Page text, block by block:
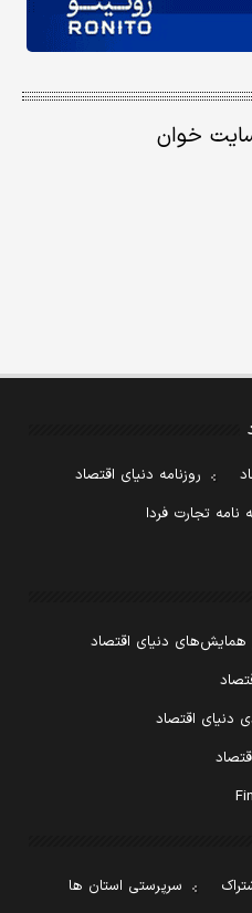
خوان
روزنامه دنیای اقتصاد
نامه تجارت فردا
همایش‌های دنیای اقتصاد
دنیای اقتصاد
سرپرستی استان ها